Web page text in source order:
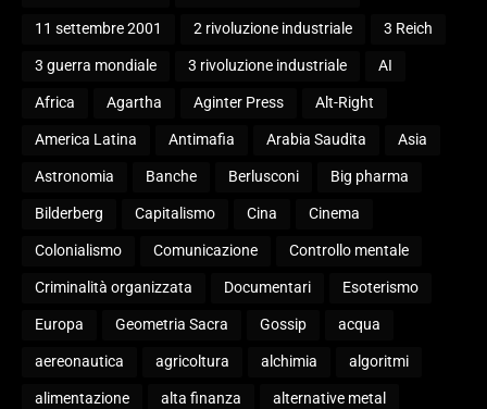
11 settembre 2001 2 rivoluzione industriale 3 Reich
3 guerra mondiale 3 rivoluzione industriale AI
Africa Agartha Aginter Press Alt-Right
America Latina Antimafia Arabia Saudita Asia
Astronomia Banche Berlusconi Big pharma
Bilderberg Capitalismo Cina Cinema
Colonialismo Comunicazione Controllo mentale
Criminalità organizzata Documentari Esoterismo
Europa Geometria Sacra Gossip acqua
aereonautica agricoltura alchimia algoritmi
alimentazione alta finanza alternative metal